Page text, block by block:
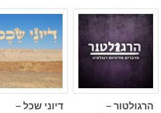
הרגולטור –
דיוני שכל –